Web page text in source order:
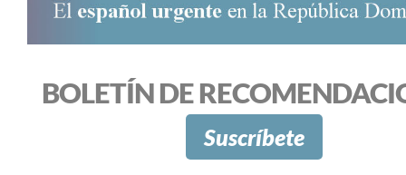
BOLETÍN DE
Suscríbete